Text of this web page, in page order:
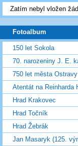
Zatím nebyl vložen
Fotoalbum
150 let Sokola
70. narozeniny J. E.
750 let města Ostravy
Atentát na Reinharda
Hrad Krakovec
Hrad Točník
Hrad Žebrák
Jan Masaryk (125.